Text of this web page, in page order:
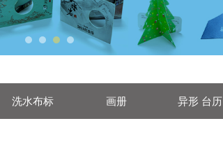
洗水布标 画册 异形 台历